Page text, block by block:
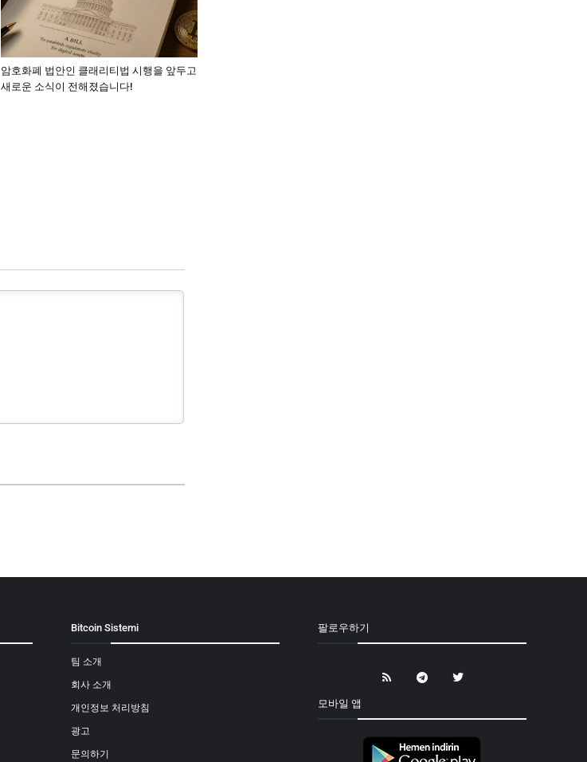
암호화폐 법안인 클래리티법 시행을 앞두고
새로운 소식이 전해졌습니다!
Bitcoin Sistemi
팀 소개
회사 소개
개인정보 처리방침
광고
문의하기
팔로우하기
모바일 앱